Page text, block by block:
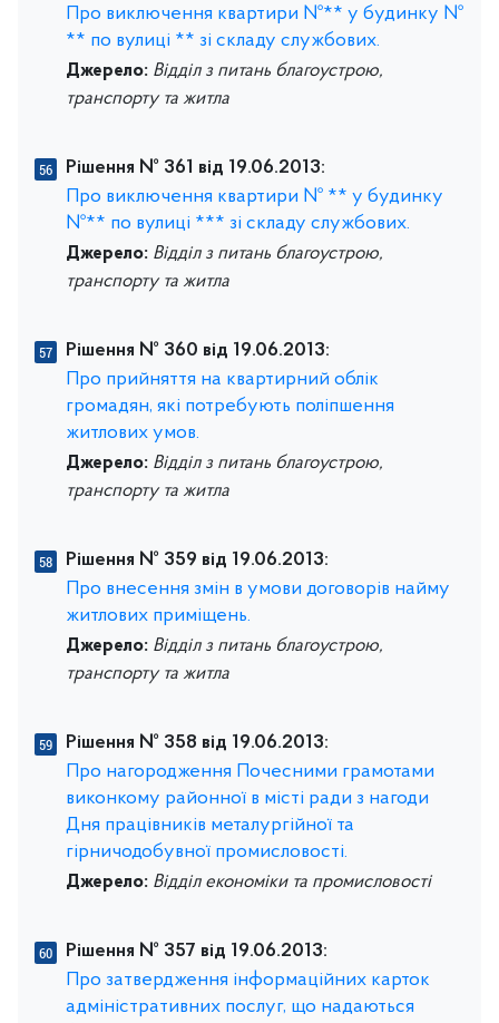
Про виключення квартири №** у будинку №
** по вулиці ** зі складу службових.
Джерело: Відділ з питань благоустрою,
транспорту та житла
Рішення № 361 від 19.06.2013:
Про виключення квартири № ** у будинку
№** по вулиці *** зі складу службових.
Джерело: Відділ з питань благоустрою,
транспорту та житла
Рішення № 360 від 19.06.2013:
Про прийняття на квартирний облік
громадян, які потребують поліпшення
житлових умов.
Джерело: Відділ з питань благоустрою,
транспорту та житла
Рішення № 359 від 19.06.2013:
Про внесення змін в умови договорів найму
житлових приміщень.
Джерело: Відділ з питань благоустрою,
транспорту та житла
Рішення № 358 від 19.06.2013:
Про нагородження Почесними грамотами
виконкому районної в місті ради з нагоди
Дня працівників металургійної та
гірничодобувної промисловості.
Джерело: Відділ економіки та промисловості
Рішення № 357 від 19.06.2013:
Про затвердження інформаційних карток
адміністративних послуг, що надаються